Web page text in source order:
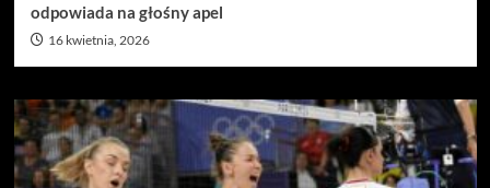
odpowiada na głośny apel
16 kwietnia, 2026